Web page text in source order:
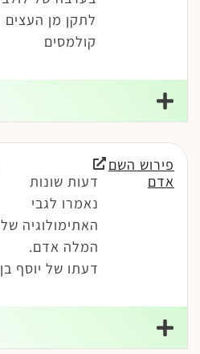
לתקן מן העצים
קולמסים
פירוש השם
אדם
דעות שונות
נאמרו לגבי
האתימולוגיה של
המלה אדם.
דעתו של יוסף בן